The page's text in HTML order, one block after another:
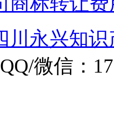
川永兴知
微信：